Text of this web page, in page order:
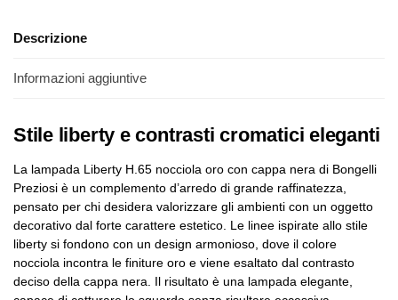
Descrizione
Informazioni aggiuntive
Stile liberty e contrasti cromatici eleganti
La lampada Liberty H.65 nocciola oro con cappa nera di Bongelli
Preziosi è un complemento d’arredo di grande raffinatezza,
pensato per chi desidera valorizzare gli ambienti con un oggetto
decorativo dal forte carattere estetico. Le linee ispirate allo stile
liberty si fondono con un design armonioso, dove il colore
nocciola incontra le finiture oro e viene esaltato dal contrasto
deciso della cappa nera. Il risultato è una lampada elegante,